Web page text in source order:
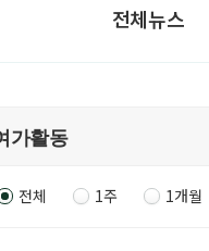
전체뉴스
전체 1주 1개월